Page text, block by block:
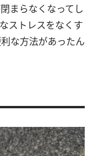
まらなくなってし
ストレスをなくす
な方法があったん